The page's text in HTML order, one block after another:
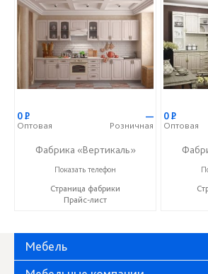
0Р
Оптовая
—
Розничная
Фабрика «Вертикаль»
+7 (927) 38-059-88
Показать телефон
Страница фабрики
Прайс-лист
0Р
Оптовая
+7
Мебель